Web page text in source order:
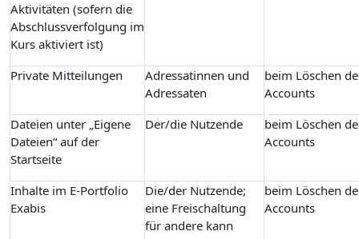
Aktivitäten (sofern die
Abschlussverfolgung im
Kurs aktiviert ist)
Private Mitteilungen
Adressatinnen und
Adressaten
beim Löschen
Accounts
Dateien unter „Eigene
Dateien“ auf der
Startseite
Der/die Nutzende
beim Löschen
Accounts
Inhalte im E-Portfolio
Exabis
Die/der Nutzende;
eine Freischaltung
für andere kann
beim Löschen
Accounts